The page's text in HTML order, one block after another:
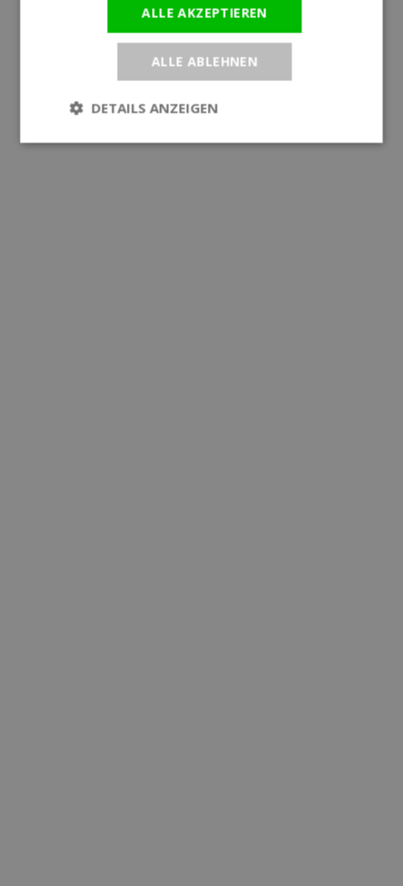
ALLE AKZEPTIEREN
ALLE ABLEHNEN
DETAILS ANZEIGEN